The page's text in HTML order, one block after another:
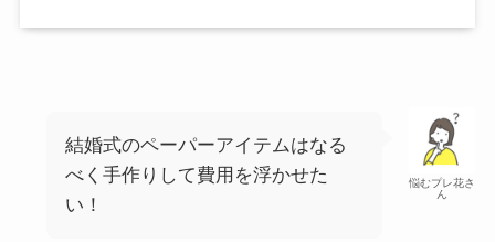
悩むプレ花さ
ん
結婚式のペーパーアイテムはなる
べく手作りして費用を浮かせた
い！